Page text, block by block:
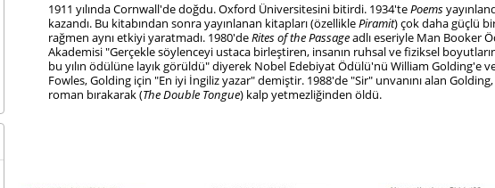
1911 yılında Cornwall'de doğdu.Oxford Üniversitesini bitirdi. 1934'tePoems
kazandı. Bu kitabından sonra yayınlanan kitapları (özelliklePiramit) çok daha güçlü
rağmen aynı etkiyi yaratmadı. 1980'deRites of the Passageadlı eseriyle Man Booker
Akademisi "Gerçekle söylenceyi ustaca birleştiren, insanın ruhsal ve fiziksel
bu yılın ödülüne layık görüldü" diyerek Nobel Edebiyat Ödülü'nü William Golding'e
Fowles, Golding için "En iyi İngiliz yazar" demiştir. 1988'de "Sir" unvanını alan
roman bırakarak (The Double Tongue) kalp yetmezliğinden öldü.